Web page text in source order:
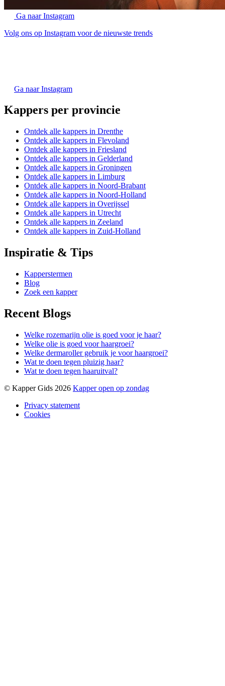
Ga naar Instagram
Volg ons op Instagram voor de nieuwste trends
Ga naar Instagram
Kappers per provincie
Ontdek alle kappers in Drenthe
Ontdek alle kappers in Flevoland
Ontdek alle kappers in Friesland
Ontdek alle kappers in Gelderland
Ontdek alle kappers in Groningen
Ontdek alle kappers in Limburg
Ontdek alle kappers in Noord-Brabant
Ontdek alle kappers in Noord-Holland
Ontdek alle kappers in Overijssel
Ontdek alle kappers in Utrecht
Ontdek alle kappers in Zeeland
Ontdek alle kappers in Zuid-Holland
Inspiratie & Tips
Kapperstermen
Blog
Zoek een kapper
Recent Blogs
Welke rozemarijn olie is goed voor je haar?
Welke olie is goed voor haargroei?
Welke dermaroller gebruik je voor haargroei?
Wat te doen tegen pluizig haar?
Wat te doen tegen haaruitval?
© Kapper Gids 2026 Kapper open op zondag
Privacy statement
Cookies